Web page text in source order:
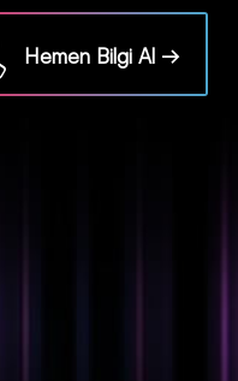
Hemen Bilgi Al →